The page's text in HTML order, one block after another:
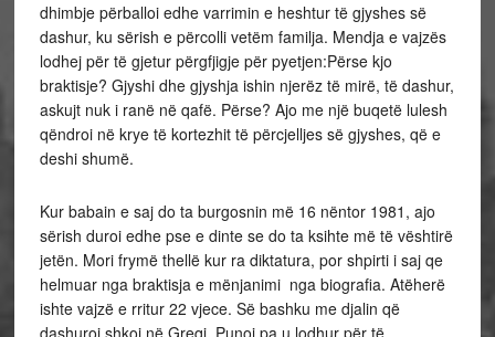
dhimbje përballoi edhe varrimin e heshtur të gjyshes së
dashur, ku sërish e përcolli vetëm familja. Mendja e vajzës
lodhej për të gjetur përgfjigje për pyetjen:Përse kjo
braktisje? Gjyshi dhe gjyshja ishin njerëz të mirë, të dashur,
askujt nuk i ranë në qafë. Përse? Ajo me një buqetë lulesh
qëndroi në krye të kortezhit të përcjelljes së gjyshes, që e
deshi shumë.
Kur babain e saj do ta burgosnin më 16 nëntor 1981, ajo
sërish duroi edhe pse e dinte se do ta ksihte më të vështirë
jetën. Mori frymë thellë kur ra diktatura, por shpirti i saj qe
helmuar nga braktisja e mënjanimi nga biografia. Atëherë
ishte vajzë e rritur 22 vjece. Së bashku me djalin që
dashuroi shkoi në Greqi. Punoi pa u lodhur për të